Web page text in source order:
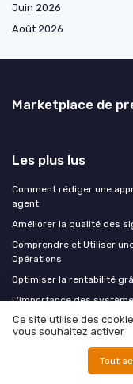
Juin 2026
Août 2026
Marketplace de
Les plus lus
Comment rédiger une
agent
Améliorer la qualité des
Comprendre et Utiliser
Opérations
Optimiser la rentabilité
L'importance des
Les derniers
Rentrée industrielle : les
Ce site utilise des
vous souhaitez activer
Tout